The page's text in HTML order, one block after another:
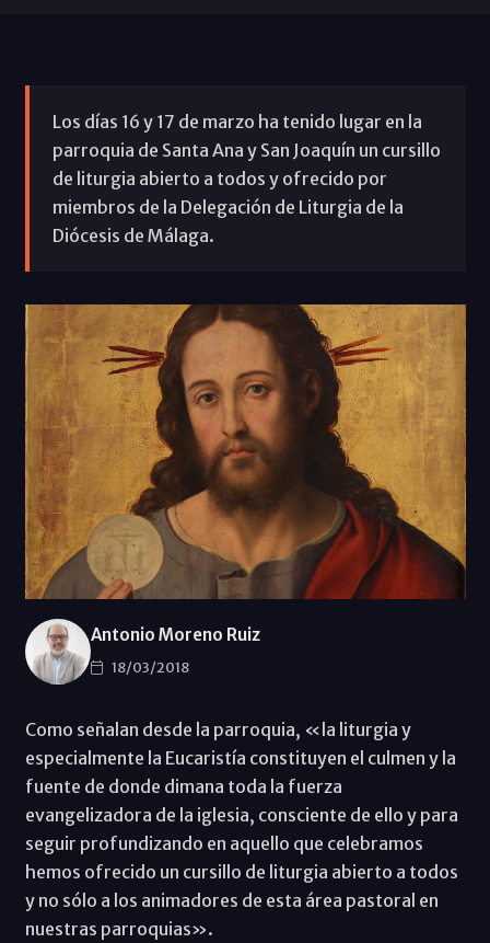
Los días 16 y 17 de marzo ha tenido lugar en la
parroquia de Santa Ana y San Joaquín un cursillo
de liturgia abierto a todos y ofrecido por
miembros de la Delegación de Liturgia de la
Diócesis de Málaga.
Antonio Moreno Ruiz
18/03/2018
Como señalan desde la parroquia, «la liturgia y
especialmente la Eucaristía constituyen el culmen y la
fuente de donde dimana toda la fuerza
evangelizadora de la iglesia, consciente de ello y para
seguir profundizando en aquello que celebramos
hemos ofrecido un cursillo de liturgia abierto a todos
y no sólo a los animadores de esta área pastoral en
nuestras parroquias».